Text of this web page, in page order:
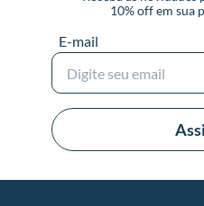
10% off em sua
E-mail